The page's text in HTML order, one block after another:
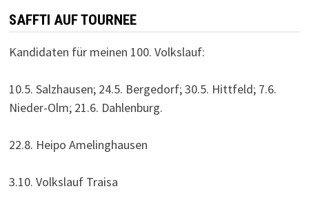
SAFFTI AUF TOURNEE
Kandidaten für meinen 100. Volkslauf:
10.5. Salzhausen; 24.5. Bergedorf; 30.5. Hittfeld; 7.6.
Nieder-Olm; 21.6. Dahlenburg.
22.8. Heipo Amelinghausen
3.10. Volkslauf Traisa